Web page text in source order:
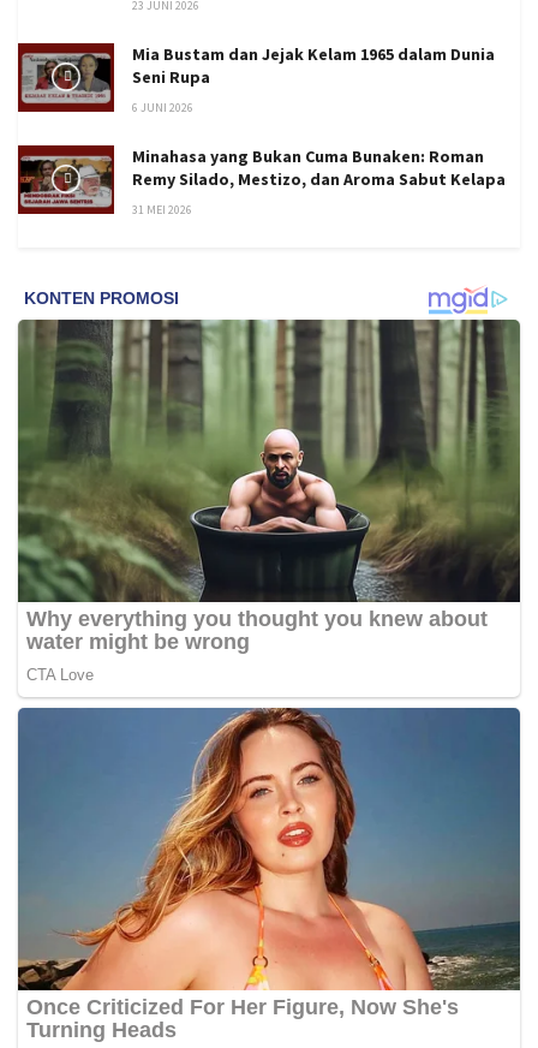
23 JUNI 2026
Mia Bustam dan Jejak Kelam 1965 dalam Dunia
Seni Rupa
6 JUNI 2026
Minahasa yang Bukan Cuma Bunaken: Roman
Remy Silado, Mestizo, dan Aroma Sabut Kelapa
31 MEI 2026